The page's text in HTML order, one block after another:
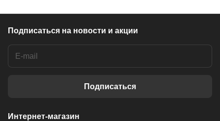
Подписаться на новости и акции
Подписаться
Интернет-магазин